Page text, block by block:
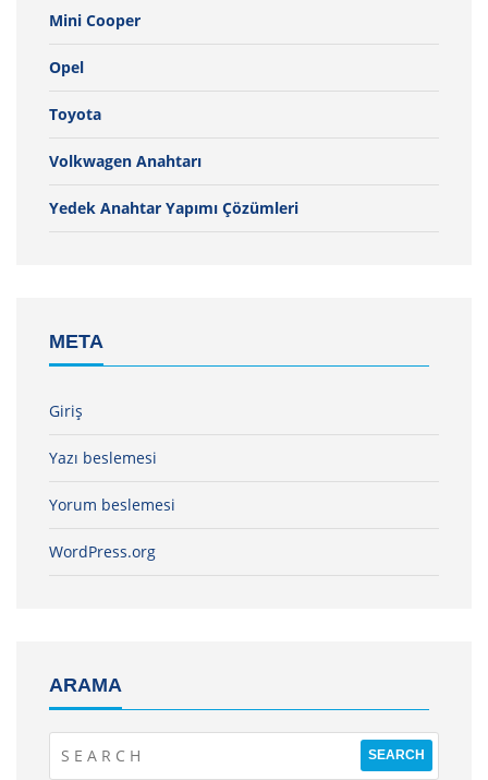
Mini Cooper
Opel
Toyota
Volkwagen Anahtarı
Yedek Anahtar Yapımı Çözümleri
META
Giriş
Yazı beslemesi
Yorum beslemesi
WordPress.org
ARAMA